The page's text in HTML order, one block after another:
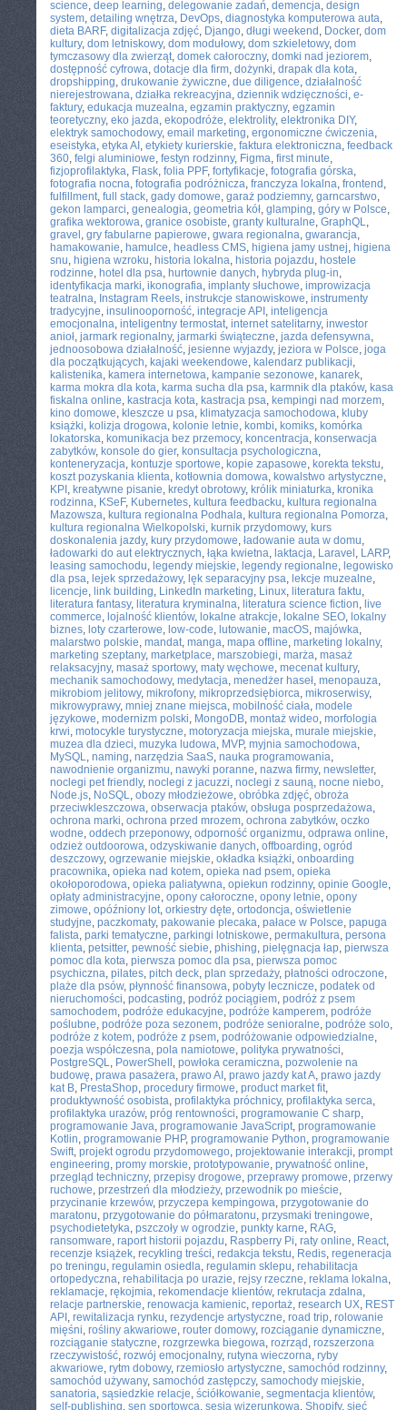
science, deep learning, delegowanie zadań, demencja, design
system, detailing wnętrza, DevOps, diagnostyka komputerowa auta,
dieta BARF, digitalizacja zdjęć, Django, długi weekend , Docker, dom
kultury, dom letniskowy, dom modułowy, dom szkieletowy, dom
tymczasowy dla zwierząt, domek całoroczny, domki nad jeziorem,
dostępność cyfrowa, dotacje dla firm, dożynki, drapak dla kota,
dropshipping, drukowanie żywiczne, due diligence, działalność
nierejestrowana, działka rekreacyjna, dziennik wdzięczności, e-
faktury, edukacja muzealna, egzamin praktyczny, egzamin
teoretyczny, eko jazda, ekopodróże, elektrolity, elektronika DIY,
elektryk samochodowy, email marketing, ergonomiczne ćwiczenia,
eseistyka, etyka AI , etykiety kurierskie, faktura elektroniczna, feedback
360, felgi aluminiowe, festyn rodzinny, Figma, first minute,
fizjoprofilaktyka, Flask, folia PPF, fortyfikacje, fotografia górska,
fotografia nocna, fotografia podróżnicza, franczyza lokalna, frontend ,
fulfillment, full stack, gady domowe, garaż podziemny, garncarstwo,
gekon lamparci, genealogia, geometria kół, glamping, góry w Polsce,
grafika wektorowa, granice osobiste, granty kulturalne, GraphQL,
gravel , gry fabularne papierowe, gwara regionalna, gwarancja,
hamakowanie, hamulce, headless CMS, higiena jamy ustnej, higiena
snu, higiena wzroku, historia lokalna, historia pojazdu, hostele
rodzinne, hotel dla psa, hurtownie danych, hybryda plug-in,
identyfikacja marki, ikonografia, implanty słuchowe, improwizacja
teatralna, Instagram Reels, instrukcje stanowiskowe, instrumenty
tradycyjne, insulinooporność, integracje API , inteligencja
emocjonalna, inteligentny termostat, internet satelitarny, inwestor
anioł, jarmark regionalny, jarmarki świąteczne, jazda defensywna,
jednoosobowa działalność, jesienne wyjazdy, jeziora w Polsce, joga
dla początkujących, kajaki weekendowe, kalendarz publikacji,
kalistenika, kamera internetowa, kampanie sezonowe, kanarek,
karma mokra dla kota, karma sucha dla psa, karmnik dla ptaków, kasa
fiskalna online, kastracja kota, kastracja psa, kempingi nad morzem,
kino domowe, kleszcze u psa, klimatyzacja samochodowa, kluby
książki, kolizja drogowa, kolonie letnie, kombi, komiks, komórka
lokatorska, komunikacja bez przemocy, koncentracja, konserwacja
zabytków, konsole do gier, konsultacja psychologiczna,
konteneryzacja, kontuzje sportowe, kopie zapasowe, korekta tekstu,
koszt pozyskania klienta, kotłownia domowa, kowalstwo artystyczne,
KPI , kreatywne pisanie, kredyt obrotowy, królik miniaturka, kronika
rodzinna, KSeF, Kubernetes, kultura feedbacku, kultura regionalna
Mazowsza, kultura regionalna Podhala, kultura regionalna Pomorza,
kultura regionalna Wielkopolski, kurnik przydomowy, kurs
doskonalenia jazdy, kury przydomowe, ładowanie auta w domu,
ładowarki do aut elektrycznych, łąka kwietna, laktacja, Laravel , LARP,
leasing samochodu, legendy miejskie, legendy regionalne, legowisko
dla psa, lejek sprzedażowy, lęk separacyjny psa, lekcje muzealne,
licencje, link building, LinkedIn marketing, Linux, literatura faktu,
literatura fantasy, literatura kryminalna, literatura science fiction, live
commerce, lojalność klientów, lokalne atrakcje, lokalne SEO, lokalny
biznes, loty czarterowe, low-code, lutowanie, macOS, majówka,
malarstwo polskie, mandat, manga, mapa offline, marketing lokalny,
marketing szeptany, marketplace, marszobiegi, marża, masaż
relaksacyjny, masaż sportowy, maty węchowe, mecenat kultury,
mechanik samochodowy, medytacja, menedżer haseł, menopauza,
mikrobiom jelitowy, mikrofony, mikroprzedsiębiorca, mikroserwisy,
mikrowyprawy, mniej znane miejsca, mobilność ciała, modele
językowe, modernizm polski, MongoDB, montaż wideo, morfologia
krwi, motocykle turystyczne, motoryzacja miejska, murale miejskie,
muzea dla dzieci, muzyka ludowa, MVP, myjnia samochodowa,
MySQL, naming, narzędzia SaaS, nauka programowania,
nawodnienie organizmu, nawyki poranne, nazwa firmy, newsletter,
noclegi pet friendly, noclegi z jacuzzi, noclegi z sauną, nocne niebo,
Node.js, NoSQL, obozy młodzieżowe, obróbka zdjęć, obroża
przeciwkleszczowa, obserwacja ptaków, obsługa posprzedażowa,
ochrona marki, ochrona przed mrozem, ochrona zabytków, oczko
wodne, oddech przeponowy, odporność organizmu, odprawa online,
odzież outdoorowa, odzyskiwanie danych, offboarding, ogród
deszczowy, ogrzewanie miejskie, okładka książki, onboarding
pracownika, opieka nad kotem, opieka nad psem, opieka
okołoporodowa, opieka paliatywna, opiekun rodzinny, opinie Google,
opłaty administracyjne, opony całoroczne, opony letnie, opony
zimowe, opóźniony lot, orkiestry dęte, ortodoncja, oświetlenie
studyjne, paczkomaty, pakowanie plecaka, pałace w Polsce, papuga
falista, parki tematyczne, parkingi lotniskowe, permakultura, persona
klienta, petsitter, pewność siebie, phishing, pielęgnacja łap, pierwsza
pomoc dla kota, pierwsza pomoc dla psa, pierwsza pomoc
psychiczna, pilates, pitch deck, plan sprzedaży, płatności odroczone,
plaże dla psów, płynność finansowa, pobyty lecznicze, podatek od
nieruchomości, podcasting, podróż pociągiem, podróż z psem
samochodem, podróże edukacyjne, podróże kamperem, podróże
poślubne, podróże poza sezonem, podróże senioralne, podróże solo,
podróże z kotem, podróże z psem, podróżowanie odpowiedzialne,
poezja współczesna, pola namiotowe, polityka prywatności,
PostgreSQL, PowerShell , powłoka ceramiczna, pozwolenie na
budowę, prawa pasażera, prawo AI , prawo jazdy kat A, prawo jazdy
kat B, PrestaShop, procedury firmowe, product market fit,
produktywność osobista, profilaktyka próchnicy, profilaktyka serca,
profilaktyka urazów, próg rentowności, programowanie C sharp,
programowanie Java, programowanie JavaScript, programowanie
Kotlin, programowanie PHP, programowanie Python, programowanie
Swift, projekt ogrodu przydomowego, projektowanie interakcji, prompt
engineering, promy morskie, prototypowanie, prywatność online,
przegląd techniczny, przepisy drogowe, przeprawy promowe, przerwy
ruchowe, przestrzeń dla młodzieży, przewodnik po mieście,
przycinanie krzewów, przyczepa kempingowa, przygotowanie do
maratonu, przygotowanie do półmaratonu, przysmaki treningowe,
psychodietetyka, pszczoły w ogrodzie, punkty karne, RAG,
ransomware, raport historii pojazdu, Raspberry Pi, raty online, React,
recenzje książek, recykling treści, redakcja tekstu, Redis, regeneracja
po treningu, regulamin osiedla, regulamin sklepu, rehabilitacja
ortopedyczna, rehabilitacja po urazie, rejsy rzeczne, reklama lokalna,
reklamacje, rękojmia, rekomendacje klientów, rekrutacja zdalna,
relacje partnerskie, renowacja kamienic, reportaż, research UX, REST
API , rewitalizacja rynku, rezydencje artystyczne, road trip, rolowanie
mięśni, rośliny akwariowe, router domowy, rozciąganie dynamiczne,
rozciąganie statyczne, rozgrzewka biegowa, rozrząd , rozszerzona
rzeczywistość, rozwój emocjonalny, rutyna wieczorna, ryby
akwariowe, rytm dobowy, rzemiosło artystyczne, samochód rodzinny,
samochód używany, samochód zastępczy, samochody miejskie,
sanatoria, sąsiedzkie relacje, ściółkowanie, segmentacja klientów,
self-publishing, sen sportowca, sesja wizerunkowa, Shopify, sieć